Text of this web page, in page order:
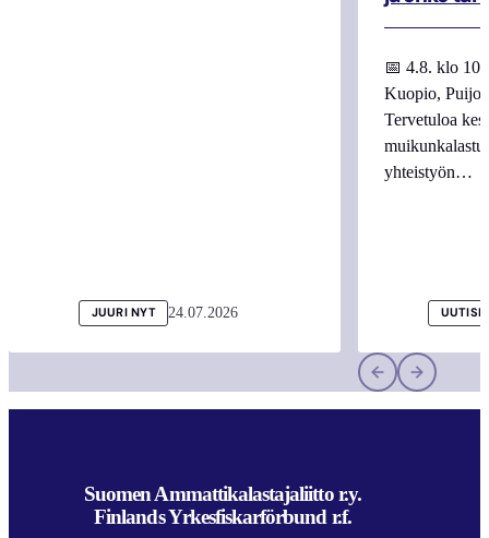
JUURI NYT 24.07.2026
📅 4.8. klo
Kuopio,
Tervetuloa
yhteistyön…
Suomen Ammattikalastajaliitto r.y.
Finlands Yrkesfiskarförbund r.f.